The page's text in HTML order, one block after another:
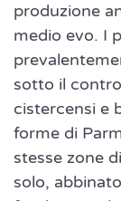
produzione
medio evo. I
sotto il
cistercensi e
forme di
stesse zone
solo,